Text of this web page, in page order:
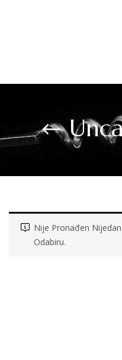
Nije Pronađen
Odabiru.